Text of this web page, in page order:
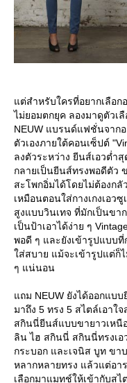
ต่สำหรับใครที่อยากเลือก
ไม่ยอมตกยุค ลองมาดูตัวเ
NEUW แบรนด์แฟชั่นจากอ
ตัวเองภายใต้คอนเซ็ปต์
ลงตัวระหว่าง ยีนส์เอวต่ำ
กลายเป็นยีนส์ทรงพอดีตัว
สะโพกอิ่มได้โดยไม่ต้องก
เหมือนตอนใส่กางเกงเอว
สูงแบบวินเทจ ที่มักเป็นขา
เป็นป้าเอาได้ง่าย ๆ
พอดี ๆ และยังเข้ารูปแบบ
ส่สบาย แม้จะเข้ารูปแต่ก็
ๆ แน่นอน
ถม NEUW ยังได้ออกแบบ
มาถึง 5 ทรง 5 สไตล์เอาใ
สกินนี่ยีนส์แบบขายาวเหนื
ลิน ไฮ สกินนี่ สกินนี่ทรงเอ
กระบอก และเจนิส บูท ขา
หลากหลายทรง แล้วแต่อา
เลือกมาแมทช์ให้เข้ากับสไ